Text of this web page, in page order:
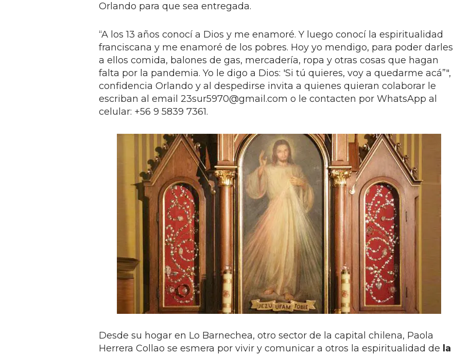
Orlando para que sea entregada.
“A los 13 años conocí a Dios y me enamoré. Y luego conocí la espiritualidad
franciscana y me enamoré de los pobres. Hoy yo mendigo, para poder darles
a ellos comida, balones de gas, mercadería, ropa y otras cosas que hagan
falta por la pandemia. Yo le digo a Dios: 'Si tú quieres, voy a quedarme acá”",
confidencia Orlando y al despedirse invita a quienes quieran colaborar le
escriban al email 23sur5970@gmail.com o le contacten por WhatsApp al
celular: +56 9 5839 7361.
Desde su hogar en Lo Barnechea, otro sector de la capital chilena, Paola
Herrera Collao se esmera por vivir y comunicar a otros la espiritualidad de la